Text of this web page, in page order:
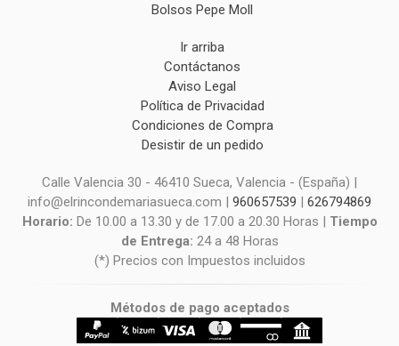
Bolsos Pepe Moll
Ir arriba
Contáctanos
Aviso Legal
Política de Privacidad
Condiciones de Compra
Desistir de un pedido
Calle Valencia 30 - 46410 Sueca, Valencia - (España) |
info@elrincondemariasueca.com | 960657539 | 626794869
Horario: De 10.00 a 13.30 y de 17.00 a 20.30 Horas | Tiempo
de Entrega: 24 a 48 Horas
(*) Precios con Impuestos incluidos
Métodos de pago aceptados